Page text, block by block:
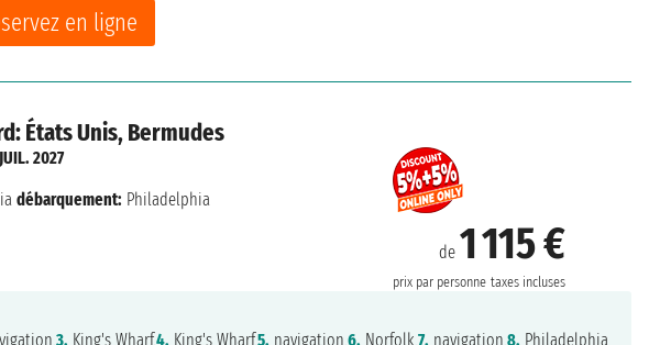
en ligne
États Unis, Bermudes
de 1 115 €
prix par personne taxes incluses
2027
débarquement: Philadelphia
3. King's Wharf,4. King's Wharf,5. navigation,6. Norfolk,7. navigation,8. Philadelphia